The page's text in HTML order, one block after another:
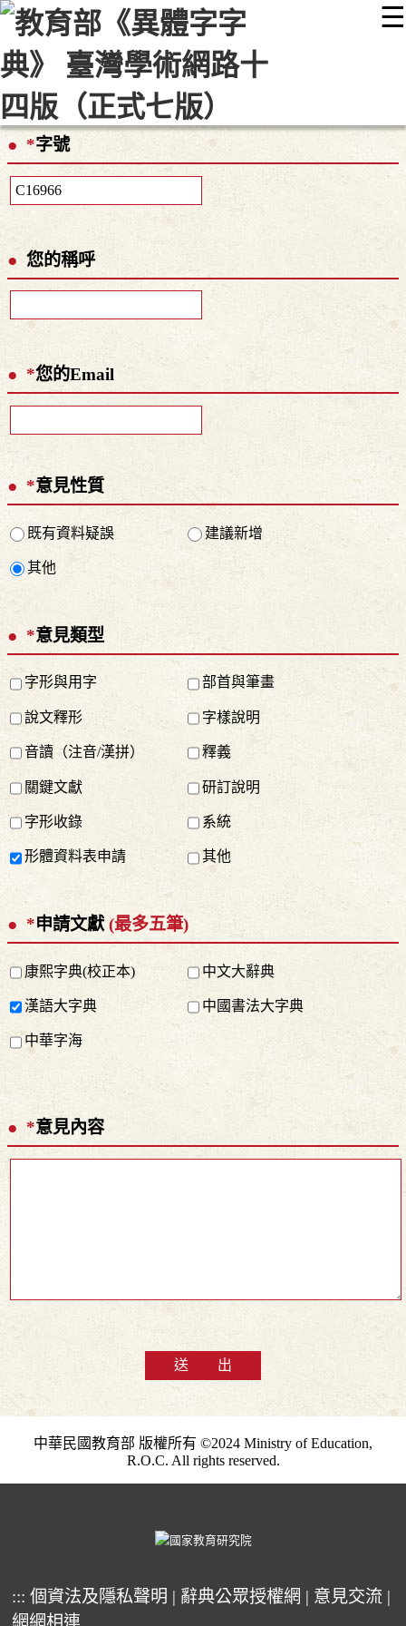
☰
::: 最新消息 常見問題 編輯說明
顯示模式
網站導覽
*字號
您的稱呼
*您的Email
*意見性質
既有資料疑誤 建議新增
其他
*意見類型
字形與用字 部首與筆畫
說文釋形 字樣說明
音讀（注音/漢拼） 釋義
關鍵文獻 研訂說明
字形收錄 系統
形體資料表申請 其他
*申請文獻 (最多五筆)
康熙字典(校正本) 中文大辭典
漢語大字典 中國書法大字典
中華字海
*意見內容
送 出
中華民國教育部 版權所有 ©2024 Ministry of Education,
R.O.C. All rights reserved.
::: 個資法及隱私聲明 | 辭典公眾授權網 | 意見交流 |
網網相連